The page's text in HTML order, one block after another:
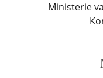
Ministerie